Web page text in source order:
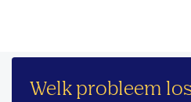
Welk probleem